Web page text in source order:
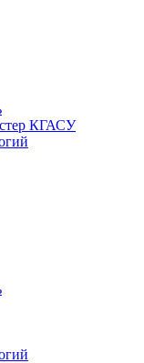
КГАСУ